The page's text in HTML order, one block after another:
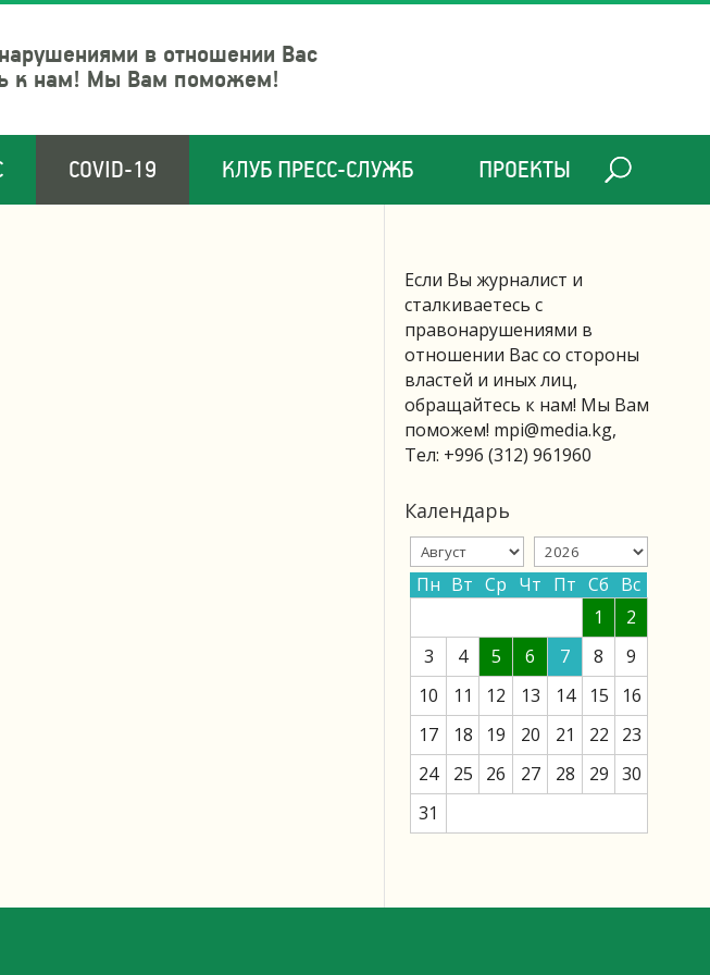
в отношении Вас
к нам! Мы Вам поможем!
COVID-19 КЛУБ ПРЕСС-СЛУЖБ ПРОЕКТЫ
Если Вы журналист и
сталкиваетесь с
правонарушениями в
отношении Вас со стороны
властей и иных лиц,
обращайтесь к нам! Мы Вам
поможем! mpi@media.kg,
Тел: +996 (312) 961960
Календарь
Пн Вт Ср Чт Пт Сб Вс
1
2
3
4 5 6 7 8
9
10
11 12 13 14 15
16
17
18 19 20 21 22
23
24
25 26 27 28 29 30
31